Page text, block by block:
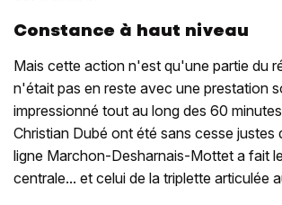
Constance à haut niveau
Mais cette action n'est qu'une partie du
n'était pas en reste avec une prestation
impressionné tout au long des 60
Christian Dubé ont été sans cesse
ligne Marchon-Desharnais-Mottet a fait
centrale... et celui de la triplette articulée